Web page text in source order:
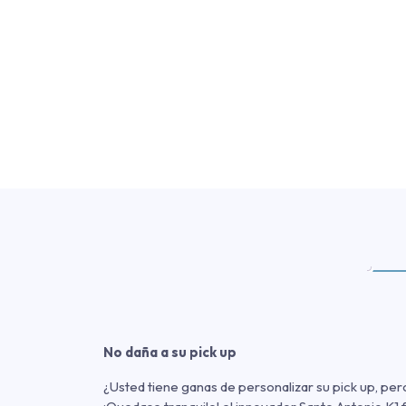
No daña a su pick up
¿Usted tiene ganas de personalizar su pick up,